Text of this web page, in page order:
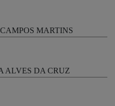
MARTINS
ALVES DA CRUZ